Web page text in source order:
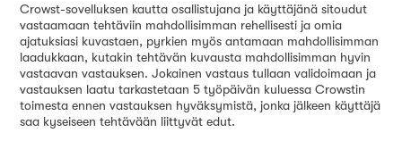
Crowst-sovelluksen kautta osallistujana ja käyttäjänä sitoudut
vastaamaan tehtäviin mahdollisimman rehellisesti ja omia
ajatuksiasi kuvastaen, pyrkien myös antamaan mahdollisimman
laadukkaan, kutakin tehtävän kuvausta mahdollisimman hyvin
vastaavan vastauksen. Jokainen vastaus tullaan validoimaan ja
vastauksen laatu tarkastetaan 5 työpäivän kuluessa Crowstin
toimesta ennen vastauksen hyväksymistä, jonka jälkeen käyttäjä
saa kyseiseen tehtävään liittyvät edut.